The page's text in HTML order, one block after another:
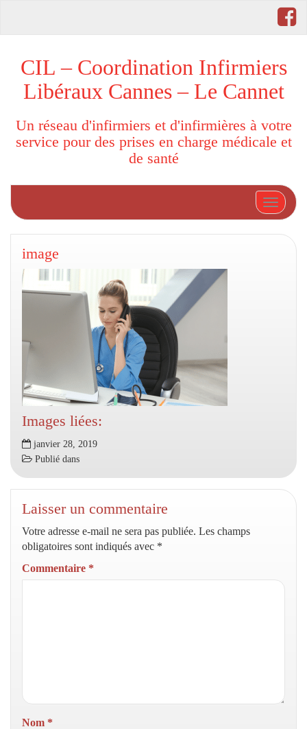
CIL – Coordination Infirmiers
Libéraux Cannes – Le Cannet
Un réseau d'infirmiers et d'infirmières à votre
service pour des prises en charge médicale et
de santé
image
Images liées:
janvier 28, 2019
Publié dans
Laisser un commentaire
Votre adresse e-mail ne sera pas publiée. Les champs
obligatoires sont indiqués avec *
Commentaire *
Nom *